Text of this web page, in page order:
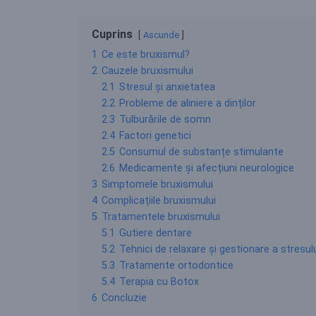
Cuprins Ascunde
1
Ce este bruxismul?
2 Cauzele bruxismului
2.1
Stresul și anxietatea
2.2 Probleme de aliniere a dinților
2.3 Tulburările de somn
2.4 Factori genetici
2.5 Consumul de substanțe stimulante
2.6 Medicamente și afecțiuni neurologice
3 Simptomele bruxismului
4 Complicațiile bruxismului
5 Tratamentele bruxismului
5.1
Gutiere dentare
5.2 Tehnici de relaxare și gestionare a
5.3 Tratamente ortodontice
5.4 Terapia cu Botox
6 Concluzie